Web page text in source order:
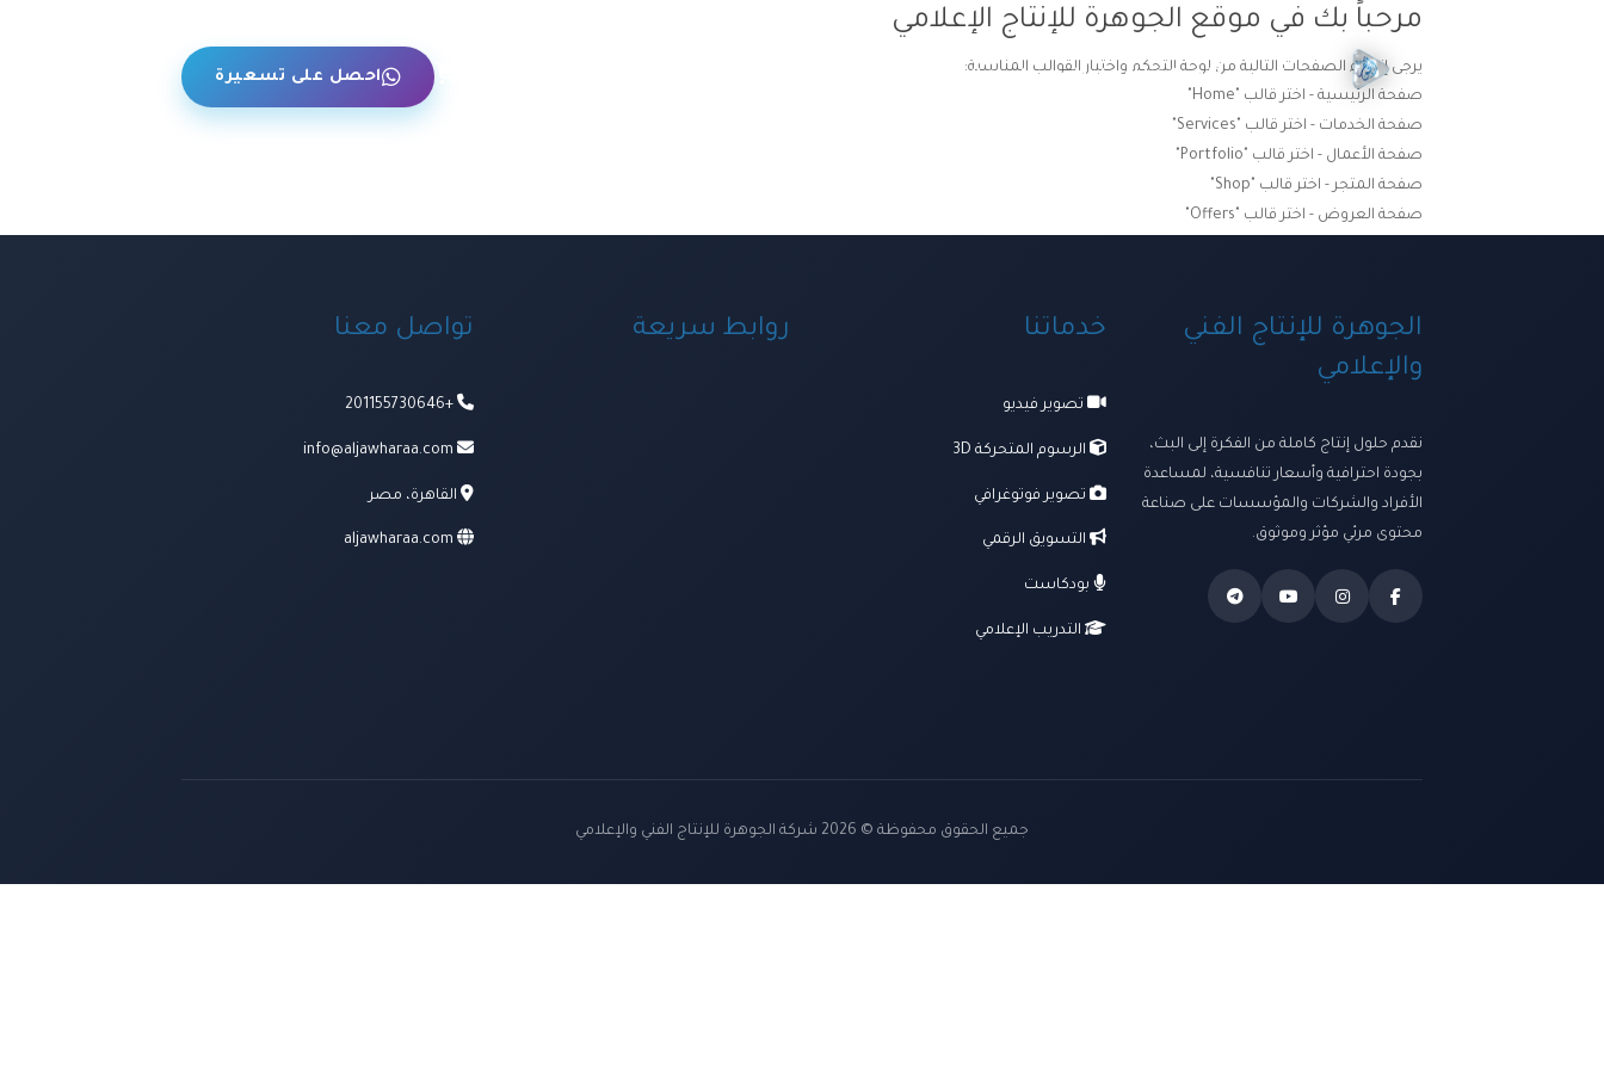
الرئيسية ترسانتنا الإبداعية ومنظومة الخدمات احصل على تسعيرة
مرحباً بك في موقع الجوهرة للإنتاج الإعلامي
يرجى إنشاء الصفحات التالية من لوحة التحكم واختيار القوالب المناسبة:
صفحة الرئيسية - اختر قالب "Home"
صفحة الخدمات - اختر قالب "Services"
صفحة الأعمال - اختر قالب "Portfolio"
صفحة المتجر - اختر قالب "Shop"
صفحة العروض - اختر قالب "Offers"
الجوهرة للإنتاج الفني
والإعلامي
نقدم حلول إنتاج كاملة من الفكرة إلى البث،
بجودة احترافية وأسعار تنافسية، لمساعدة
الأفراد والشركات والمؤسسات على صناعة
محتوى مرئي مؤثر وموثوق.
خدماتنا
تصوير فيديو
الرسوم المتحركة 3D
تصوير فوتوغرافي
التسويق الرقمي
بودكاست
التدريب الإعلامي
روابط سريعة تواصل معنا
+201155730646
info@aljawharaa.com
القاهرة، مصر
aljawharaa.com
جميع الحقوق محفوظة © 2026 شركة الجوهرة للإنتاج الفني والإعلامي